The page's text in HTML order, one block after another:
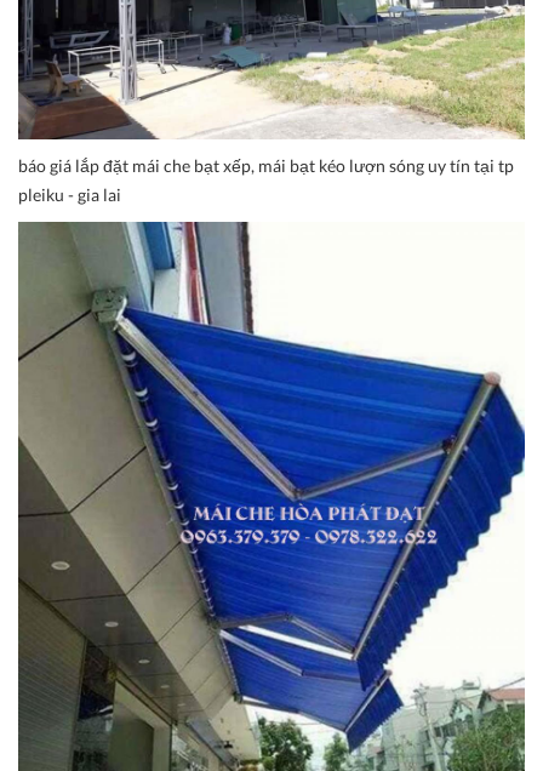
báo giá lắp đặt mái che bạt xếp, mái bạt kéo lượn sóng uy tín tại tp
pleiku - gia lai